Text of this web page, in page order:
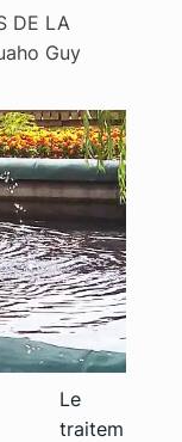
DE LA
Guy
Le
traitem